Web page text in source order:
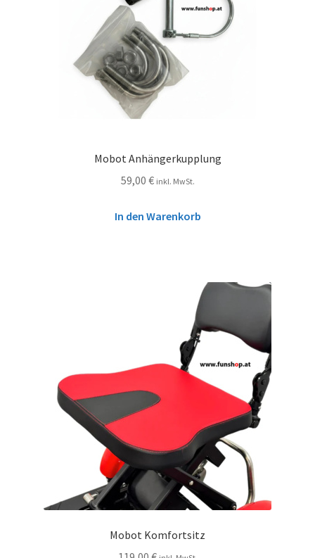
Mobot Anhängerkupplung
59,00 € inkl. MwSt.
In den Warenkorb
Mobot Komfortsitz